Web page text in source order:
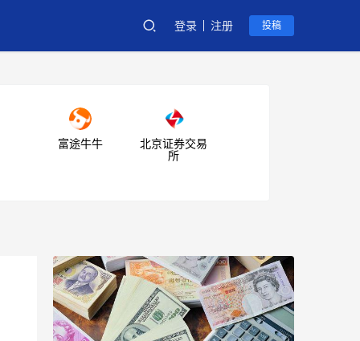
登录 注册 投稿
富途牛牛
北京证券交易
所